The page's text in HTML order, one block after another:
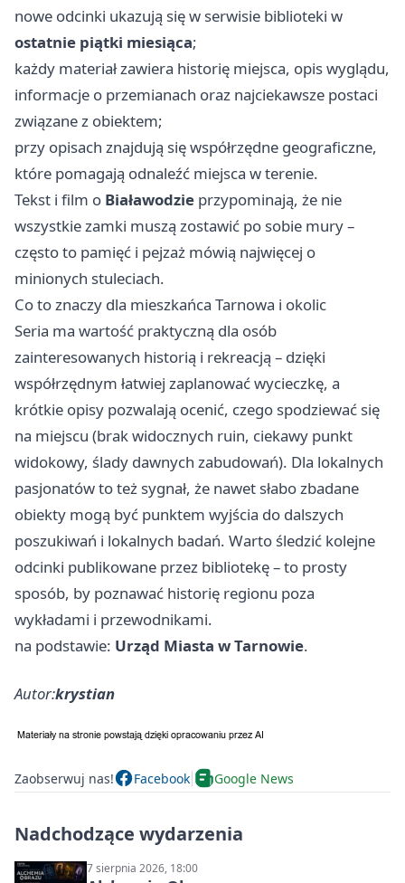
nowe odcinki ukazują się w serwisie biblioteki w
ostatnie piątki miesiąca;
każdy materiał zawiera historię miejsca, opis wyglądu,
informacje o przemianach oraz najciekawsze postaci
związane z obiektem;
przy opisach znajdują się współrzędne geograficzne,
które pomagają odnaleźć miejsca w terenie.
Tekst i film o Białawodzie przypominają, że nie
wszystkie zamki muszą zostawić po sobie mury –
często to pamięć i pejzaż mówią najwięcej o
minionych stuleciach.
Co to znaczy dla mieszkańca Tarnowa i okolic
Seria ma wartość praktyczną dla osób
zainteresowanych historią i rekreacją – dzięki
współrzędnym łatwiej zaplanować wycieczkę, a
krótkie opisy pozwalają ocenić, czego spodziewać się
na miejscu (brak widocznych ruin, ciekawy punkt
widokowy, ślady dawnych zabudowań). Dla lokalnych
pasjonatów to też sygnał, że nawet słabo zbadane
obiekty mogą być punktem wyjścia do dalszych
poszukiwań i lokalnych badań. Warto śledzić kolejne
odcinki publikowane przez bibliotekę – to prosty
sposób, by poznawać historię regionu poza
wykładami i przewodnikami.
na podstawie: Urząd Miasta w Tarnowie.
Autor:krystian
Zaobserwuj nas! Facebook Google News
Nadchodzące wydarzenia
7 sierpnia 2026, 18:00